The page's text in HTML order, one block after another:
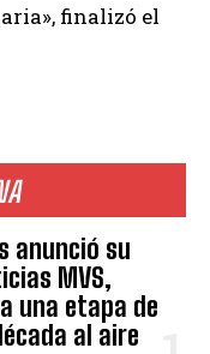
anunció su
MVS,
una etapa de
al aire
finalizó el